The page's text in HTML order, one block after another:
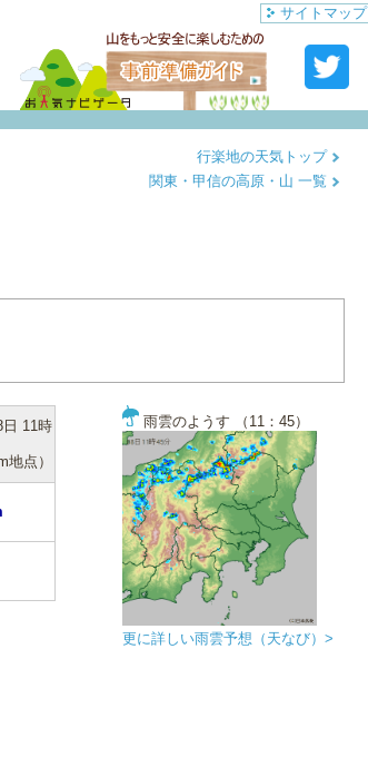
サイトマップ
行楽地の天気トップ
関東・甲信の高原・山 一覧
日 11時
地点）
雨雲のようす （11：45）
更に詳しい雨雲予想（天なび）>